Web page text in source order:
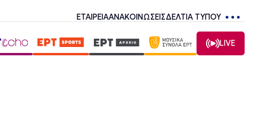
ΕΤΑΙΡΕΙΑΑΝΑΚΟΙΝΩΣΕΙΣΔΕΛΤΙΑ ΤΥΠΟΥ
LIVE